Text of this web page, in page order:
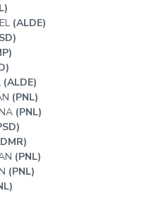
(ALDE)
(ALDE)
(PNL)
(PNL)
(PNL)
(PNL)